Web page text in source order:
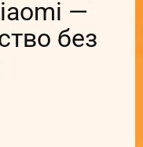
—
без